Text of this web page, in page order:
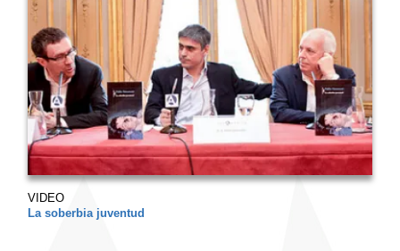
VIDEO
La soberbia juventud